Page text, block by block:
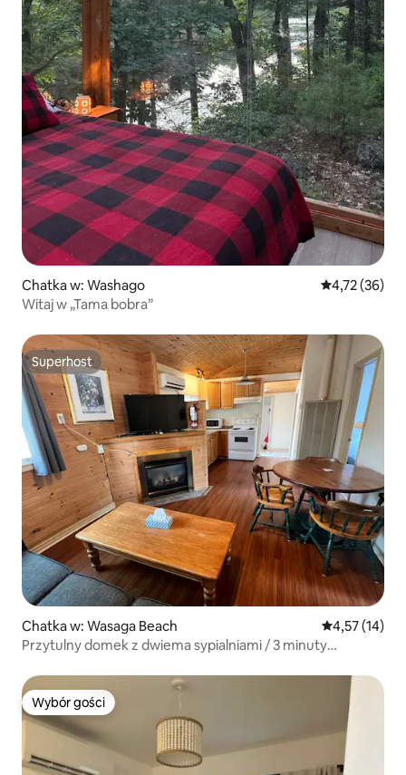
Chatka w: Washago Średnia
4,72 (36)
Witaj w „Tama bobra”
Superhost
Superhost
Chatka w: Wasaga Beach Średnia
4,57 (14)
Przytulny domek z dwiema sypialniami / 3 minuty
Wybór gości
Wybór gości